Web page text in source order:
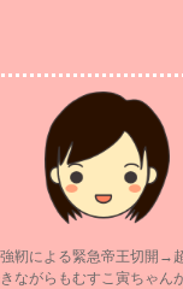
靭による緊急帝王切開→
ながらもむすこ寅ちゃん